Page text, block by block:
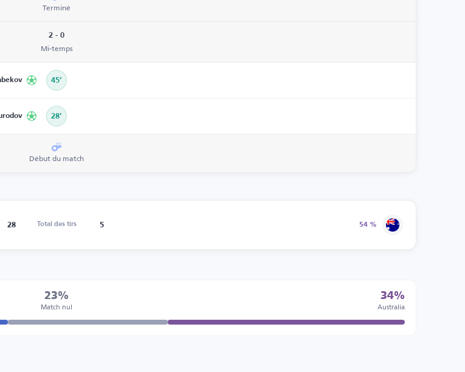
Terminé
2 - 0
Mi-temps
45’
28’
Début du match
28 Total des tirs 5 54 %
23%
Match nul
34%
Australia